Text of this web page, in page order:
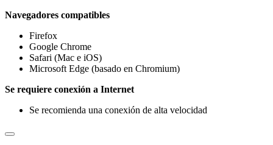
Navegadores compatibles​​​
Firefox
Google Chrome
Safari (Mac e iOS)
Microsoft Edge (basado en Chromium)
Se requiere conexión a Internet
Se recomienda una conexión de alta velocidad​​